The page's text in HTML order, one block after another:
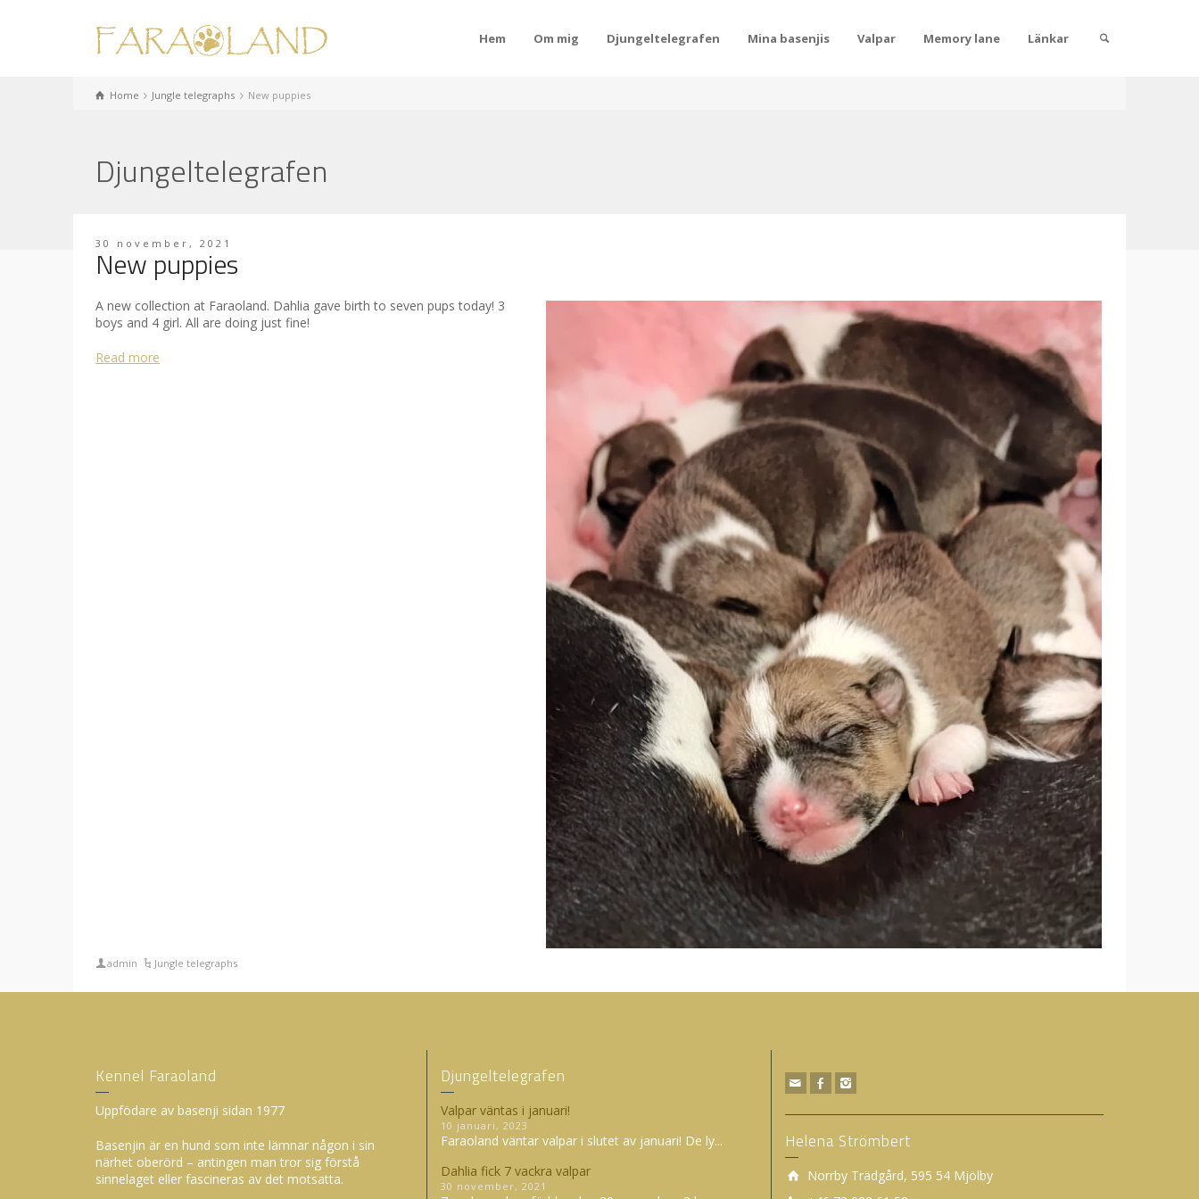
Hem Om mig Djungeltelegrafen Mina basenjis Valpar Memory lane Länkar
Home Jungle telegraphs New puppies
Djungeltelegrafen
30 november, 2021
New puppies
A new collection at Faraoland. Dahlia gave birth to seven pups today! 3
boys and 4 girl. All are doing just fine!
Read more
admin Jungle telegraphs
Kennel Faraoland
Uppfödare av basenji sidan 1977
Basenjin är en hund som inte lämnar någon i sin
närhet oberörd – antingen man tror sig förstå
sinnelaget eller fascineras av det motsatta.
Djungeltelegrafen
Valpar väntas i januari!
10 januari, 2023
Faraoland väntar valpar i slutet av januari! De ly...
Dahlia fick 7 vackra valpar
30 november, 2021
Helena Strömbert
Norrby Trädgård, 595 54 Mjölby